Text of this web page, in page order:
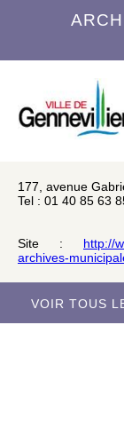
177, avenue
Tel : 01 40 85 63
Site : http://
archives-
VOIR TOUS